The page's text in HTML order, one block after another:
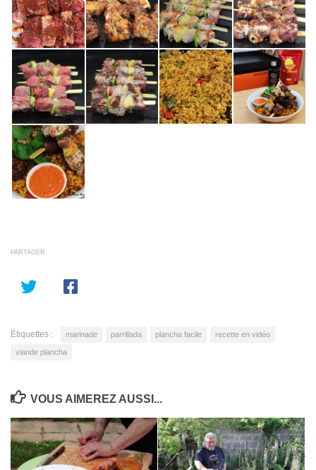
PARTAGER
Étiquettes : marinade parrillada plancha facile recette en vidéo
viande plancha
VOUS AIMEREZ AUSSI...